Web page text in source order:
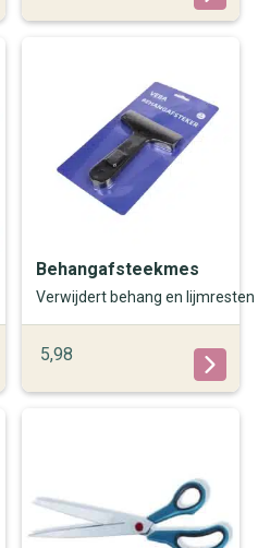
Behangafsteekmes
Verwijdert behang en lijmresten
5,98